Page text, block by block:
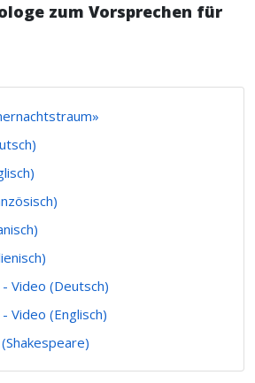
zum Vorsprechen für
Video (Deutsch)
Video (Englisch)